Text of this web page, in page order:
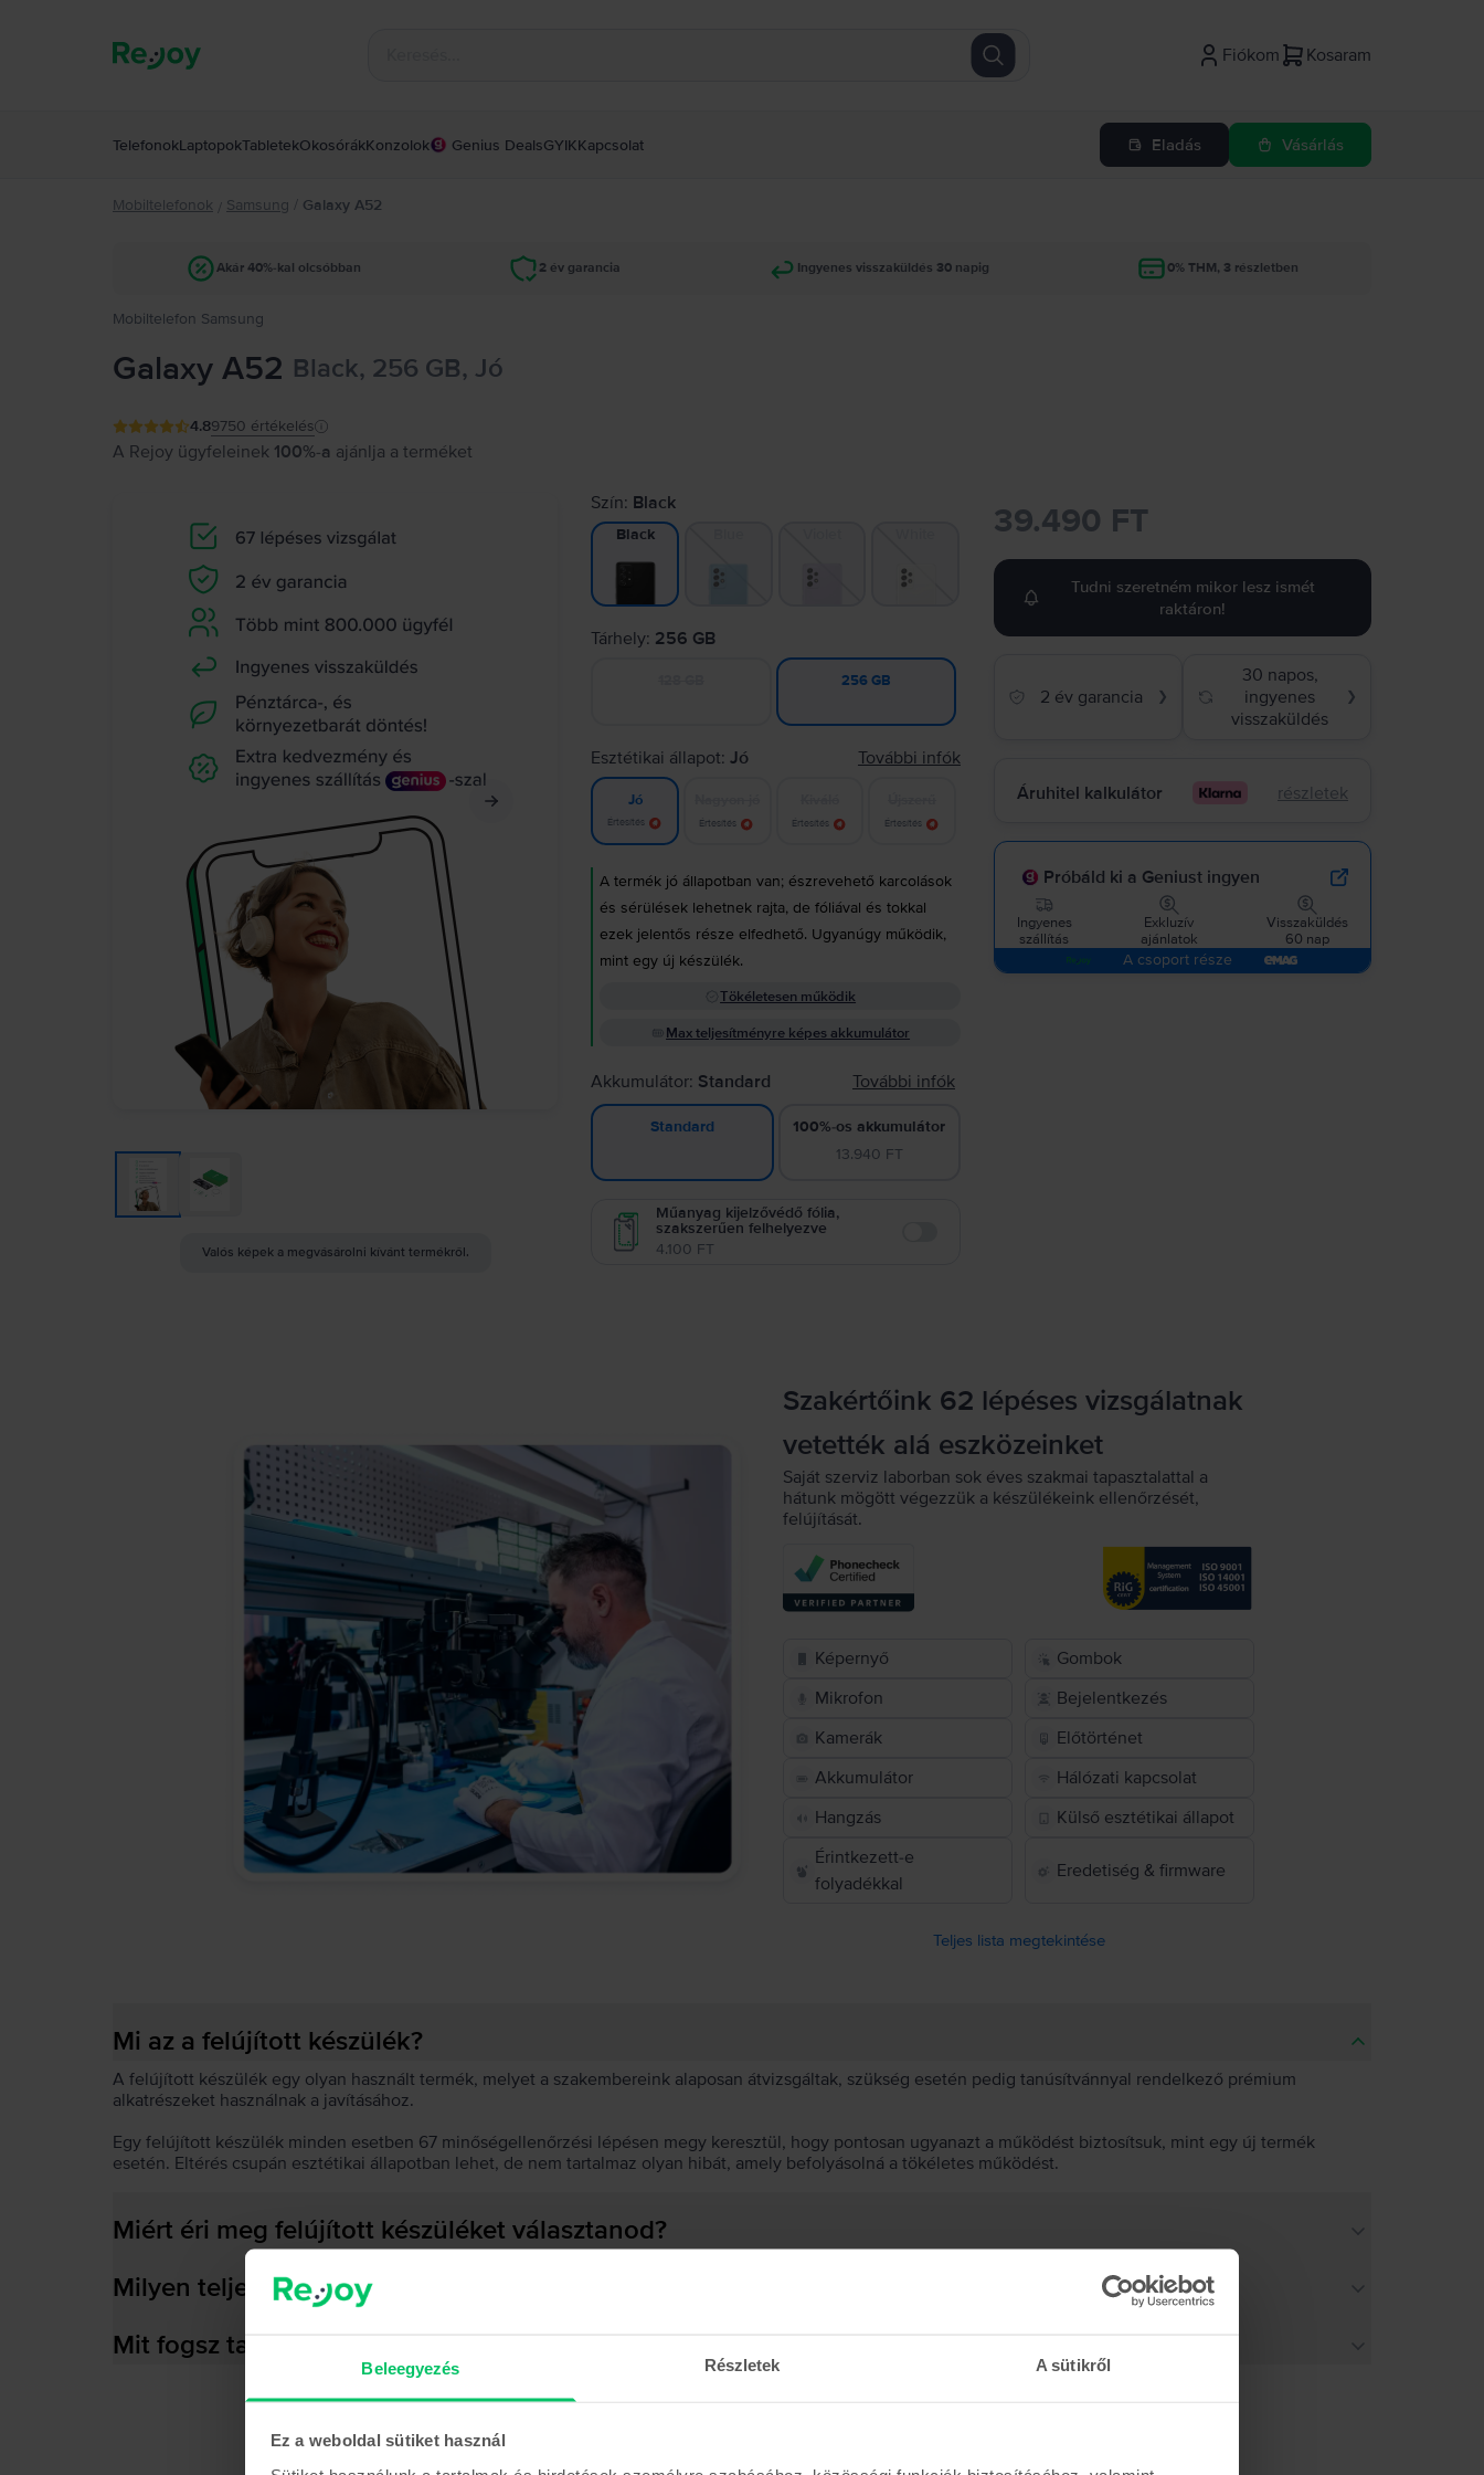
Beleegyezés Részletek A sütikről
Ez a weboldal sütiket használ
Fiókom Kosaram
TelefonokLaptopokTabletekOkosórákKonzolok Genius DealsGYIKKapcsolat Eladás Vásárlás
Mobiltelefonok / Samsung / Galaxy A52
Akár 40%-kal olcsóbban 2 év garancia Ingyenes visszaküldés 30 napig 0% THM, 3 részletben
Mobiltelefon Samsung
Galaxy A52 Black, 256 GB, Jó
4.89750 értékelés
A Rejoy ügyfeleinek 100%-a ajánlja a terméket
Valós képek a megvásárolni kívánt termékről.
Szín: Black
Black
Tárhely: 256 GB
256 GB
Esztétikai állapot:Jó További infók
Jó
Értesítés Értesítés Értesítés Értesítés
A termék jó állapotban van; észrevehető karcolások
és sérülések lehetnek rajta, de fóliával és tokkal
ezek jelentős része elfedhető. Ugyanúgy működik,
mint egy új készülék.
Tökéletesen működik
Max teljesítményre képes akkumulátor
Akkumulátor: Standard További infók
Standard
100%-os akkumulátor
13.940 FT
Műanyag kijelzővédő fólia,
szakszerűen felhelyezve
4.100 FT
39.490 FT
Tudni szeretném mikor lesz ismét
raktáron!
2 év garancia ❯
30 napos,
ingyenes
visszaküldés
❯
Áruhitel kalkulátor részletek
Próbáld ki a Geniust ingyen
Ingyenes
szállítás
Exkluzív
ajánlatok
Visszaküldés
60 nap
A csoport része
Szakértőink 62 lépéses vizsgálatnak
vetették alá eszközeinket
Saját szerviz laborban sok éves szakmai tapasztalattal a
hátunk mögött végezzük a készülékeink ellenőrzését,
felújítását.
Képernyő
Gombok
Mikrofon
Bejelentkezés
Kamerák
Előtörténet
Akkumulátor
Hálózati kapcsolat
Hangzás
Külső esztétikai állapot
Érintkezett-e
folyadékkal
Eredetiség & firmware
Teljes lista megtekintése
Mi az a felújított készülék?
A felújított készülék egy olyan használt termék, melyet a szakembereink alaposan átvizsgáltak, szükség esetén pedig tanúsítvánnyal rendelkező prémium
alkatrészeket használnak a javításához.
Egy felújított készülék minden esetben 67 minőségellenőrzési lépésen megy keresztül, hogy pontosan ugyanazt a működést biztosítsuk, mint egy új termék
esetén. Eltérés csupán esztétikai állapotban lehet, de nem tartalmaz olyan hibát, amely befolyásolná a tökéletes működést.
Miért éri meg felújított készüléket választanod?
Milyen teljesítményre képes az akkumulátor?
Mit fogsz találni a dobozban?